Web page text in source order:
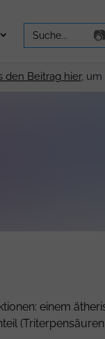
Search
for:
den Beitrag hier, um
einem